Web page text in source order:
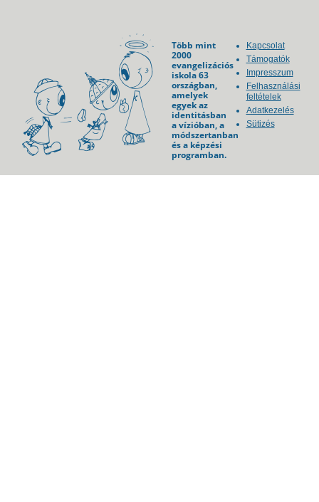
Több mint
2000
evangelizációs
iskola 63
országban,
amelyek
egyek az
identitásban
a vízióban, a
módszertanban
és a képzési
programban.
Kapcsolat
Támogatók
Impresszum
Felhasználási
feltételek
Adatkezelés
Sütizés